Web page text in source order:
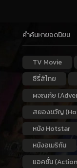
คำค้นหายอดนิยม
TV Movie
ซีรี่ส์ไทย
ผจญภัย
สยองขวัญ
หนัง Hotstar
หนังอเมริกัน
แอคชั่น